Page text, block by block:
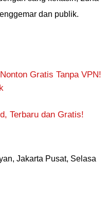
dan publik.
Gratis Tanpa VPN!
Terbaru dan Gratis!
Jakarta Pusat, Selasa